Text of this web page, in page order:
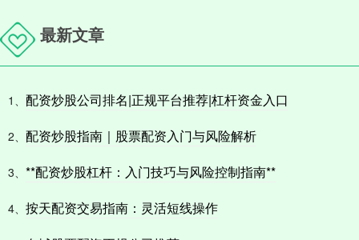
最新文章
1、 配资炒股公司排名|正规平台推荐|杠杆资金入口
2、 配资炒股指南｜股票配资入门与风险解析
3、 **配资炒股杠杆：入门技巧与风险控制指南**
4、 按天配资交易指南：灵活短线操作